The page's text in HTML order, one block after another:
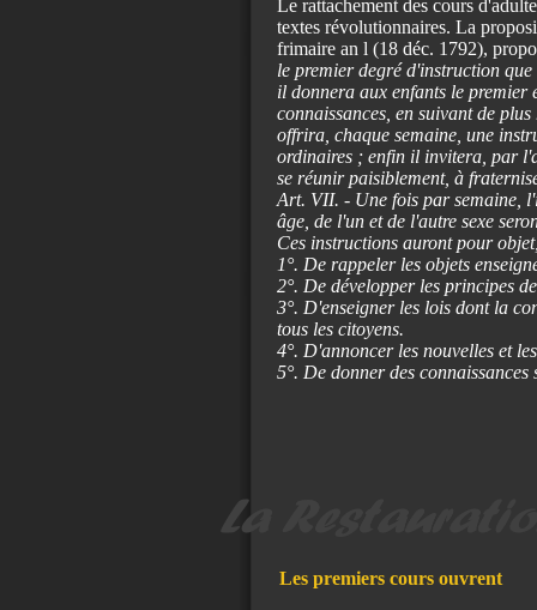
Le rattachement des cours
textes révolutionnaires. La
frimaire an l (18 déc. 1792),
le premier degré d'instruction
il donnera aux enfants le premier
connaissances, en suivant de
offrira, chaque semaine, une
ordinaires ; enfin il invitera, par
se réunir paisiblement, à
Art. VII. - Une fois par semaine,
âge, de l'un et de l'autre sexe
Ces instructions auront pour
1°. De rappeler les objets
2°. De développer les principes
3°. D'enseigner les lois dont la
tous les citoyens.
4°. D'annoncer les nouvelles et
5°. De donner des
Les premiers cours ouvrent